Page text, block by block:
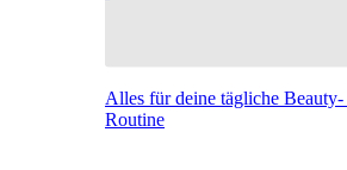
Alles für deine tägliche
Routine